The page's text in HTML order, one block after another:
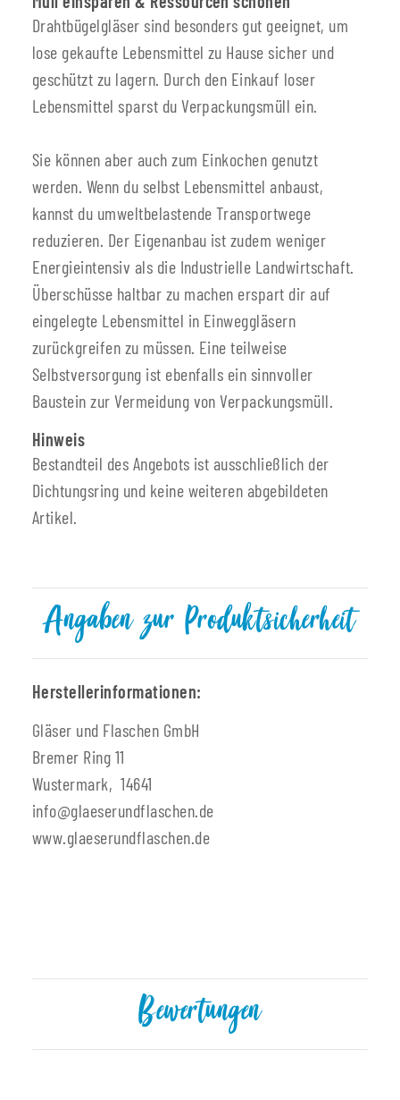
Drahtbügelgläser sind besonders gut geeignet, um
lose gekaufte Lebensmittel zu Hause sicher und
geschützt zu lagern. Durch den Einkauf loser
Lebensmittel sparst du Verpackungsmüll ein.
Sie können aber auch zum Einkochen genutzt
werden. Wenn du selbst Lebensmittel anbaust,
kannst du umweltbelastende Transportwege
reduzieren. Der Eigenanbau ist zudem weniger
Energieintensiv als die Industrielle Landwirtschaft.
Überschüsse haltbar zu machen erspart dir auf
eingelegte Lebensmittel in Einweggläsern
zurückgreifen zu müssen. Eine teilweise
Selbstversorgung ist ebenfalls ein sinnvoller
Baustein zur Vermeidung von Verpackungsmüll.
Hinweis
Bestandteil des Angebots ist ausschließlich der
Dichtungsring und keine weiteren abgebildeten
Artikel.
Angaben zur Produktsicherheit
Herstellerinformationen:
Gläser und Flaschen GmbH
Bremer Ring 11
Wustermark, 14641
info@glaeserundflaschen.de
www.glaeserundflaschen.de
Bewertungen